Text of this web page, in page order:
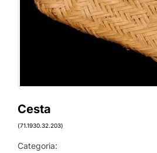
Cesta
(71.1930.32.203)
Categoria: